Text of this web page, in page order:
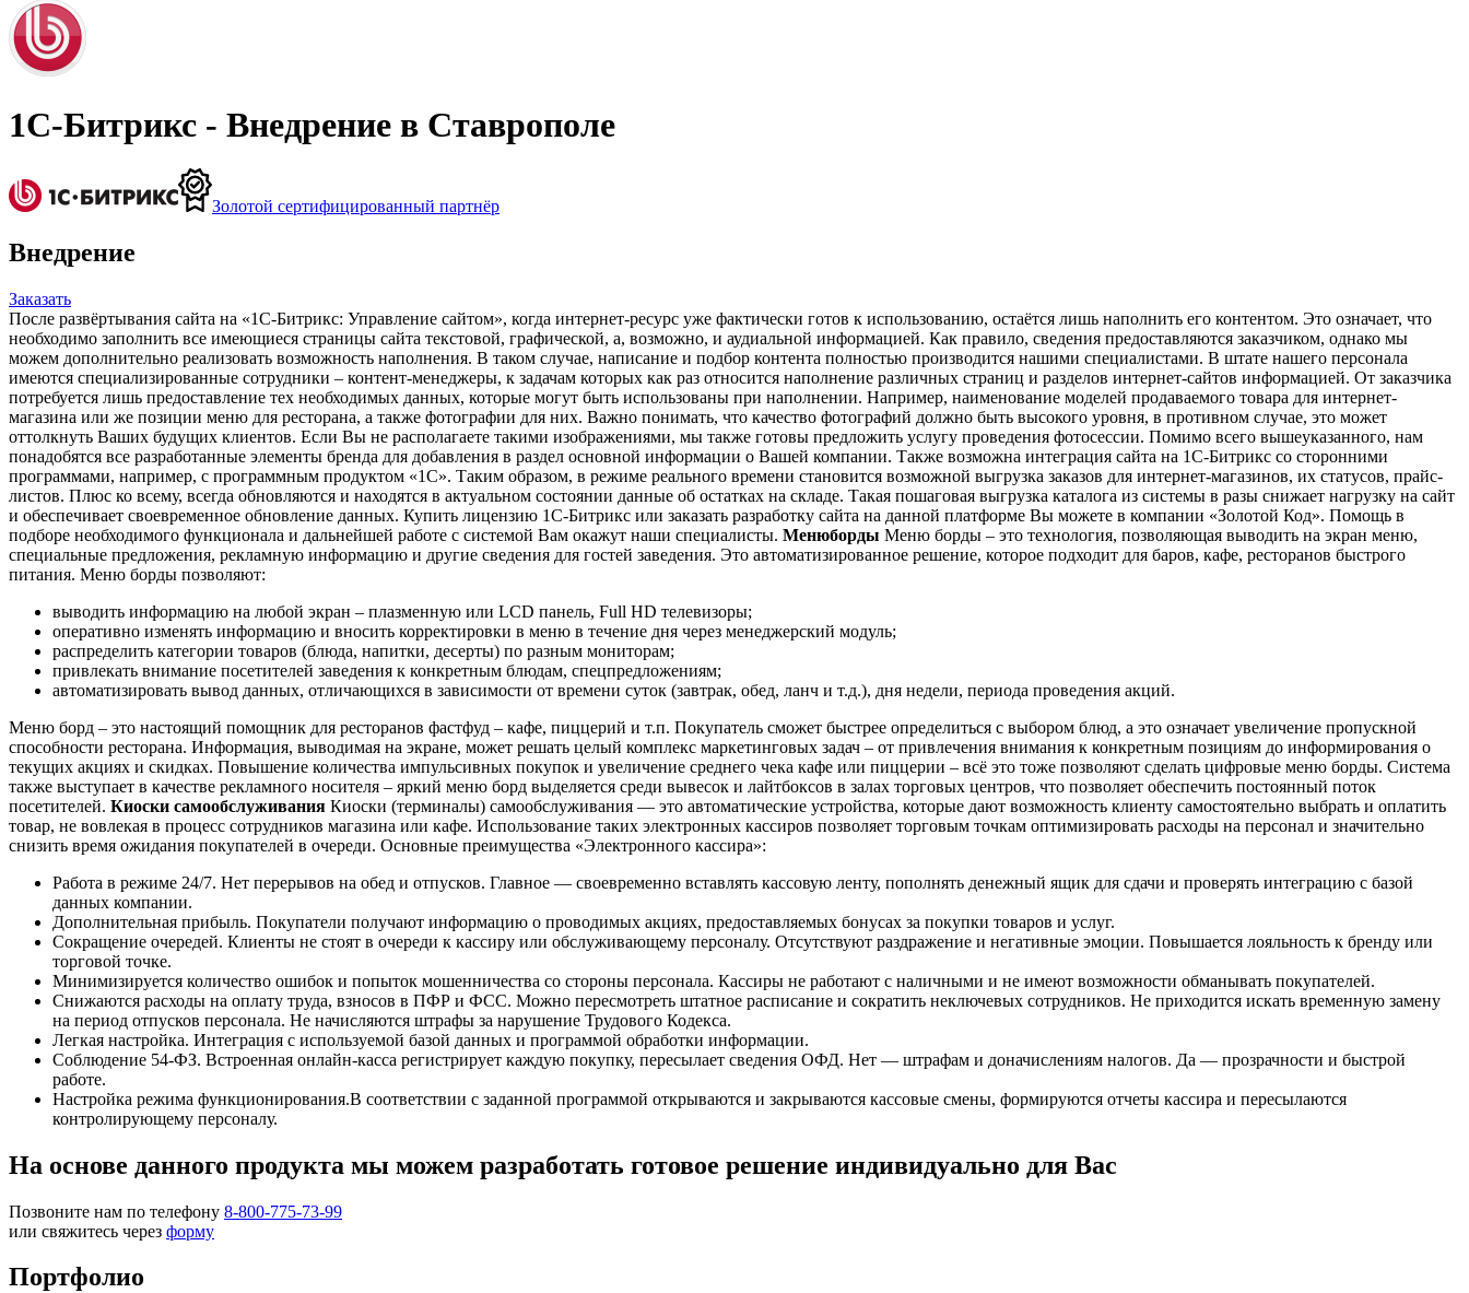
1С-Битрикс - Внедрение в Ставрополе
Золотой сертифицированный партнёр
Внедрение
Заказать
После развёртывания сайта на «1С-Битрикс: Управление сайтом», когда интернет-ресурс уже фактически готов к использованию, остаётся лишь наполнить его контентом. Это означает, что
необходимо заполнить все имеющиеся страницы сайта текстовой, графической, а, возможно, и аудиальной информацией. Как правило, сведения предоставляются заказчиком, однако мы
можем дополнительно реализовать возможность наполнения. В таком случае, написание и подбор контента полностью производится нашими специалистами. В штате нашего персонала
имеются специализированные сотрудники – контент-менеджеры, к задачам которых как раз относится наполнение различных страниц и разделов интернет-сайтов информацией. От заказчика
потребуется лишь предоставление тех необходимых данных, которые могут быть использованы при наполнении. Например, наименование моделей продаваемого товара для интернет-
магазина или же позиции меню для ресторана, а также фотографии для них. Важно понимать, что качество фотографий должно быть высокого уровня, в противном случае, это может
оттолкнуть Ваших будущих клиентов. Если Вы не располагаете такими изображениями, мы также готовы предложить услугу проведения фотосессии. Помимо всего вышеуказанного, нам
понадобятся все разработанные элементы бренда для добавления в раздел основной информации о Вашей компании. Также возможна интеграция сайта на 1С-Битрикс со сторонними
программами, например, с программным продуктом «1С». Таким образом, в режиме реального времени становится возможной выгрузка заказов для интернет-магазинов, их статусов, прайс-
листов. Плюс ко всему, всегда обновляются и находятся в актуальном состоянии данные об остатках на складе. Такая пошаговая выгрузка каталога из системы в разы снижает нагрузку на сайт
и обеспечивает своевременное обновление данных. Купить лицензию 1С-Битрикс или заказать разработку сайта на данной платформе Вы можете в компании «Золотой Код». Помощь в
подборе необходимого функционала и дальнейшей работе с системой Вам окажут наши специалисты. Менюборды Меню борды – это технология, позволяющая выводить на экран меню,
специальные предложения, рекламную информацию и другие сведения для гостей заведения. Это автоматизированное решение, которое подходит для баров, кафе, ресторанов быстрого
питания. Меню борды позволяют:
выводить информацию на любой экран – плазменную или LCD панель, Full HD телевизоры;
оперативно изменять информацию и вносить корректировки в меню в течение дня через менеджерский модуль;
распределить категории товаров (блюда, напитки, десерты) по разным мониторам;
привлекать внимание посетителей заведения к конкретным блюдам, спецпредложениям;
автоматизировать вывод данных, отличающихся в зависимости от времени суток (завтрак, обед, ланч и т.д.), дня недели, периода проведения акций.
Меню борд – это настоящий помощник для ресторанов фастфуд – кафе, пиццерий и т.п. Покупатель сможет быстрее определиться с выбором блюд, а это означает увеличение пропускной
способности ресторана. Информация, выводимая на экране, может решать целый комплекс маркетинговых задач – от привлечения внимания к конкретным позициям до информирования о
текущих акциях и скидках. Повышение количества импульсивных покупок и увеличение среднего чека кафе или пиццерии – всё это тоже позволяют сделать цифровые меню борды. Система
также выступает в качестве рекламного носителя – яркий меню борд выделяется среди вывесок и лайтбоксов в залах торговых центров, что позволяет обеспечить постоянный поток
посетителей. Киоски самообслуживания Киоски (терминалы) самообслуживания — это автоматические устройства, которые дают возможность клиенту самостоятельно выбрать и оплатить
товар, не вовлекая в процесс сотрудников магазина или кафе. Использование таких электронных кассиров позволяет торговым точкам оптимизировать расходы на персонал и значительно
снизить время ожидания покупателей в очереди. Основные преимущества «Электронного кассира»:
Работа в режиме 24/7. Нет перерывов на обед и отпусков. Главное — своевременно вставлять кассовую ленту, пополнять денежный ящик для сдачи и проверять интеграцию с базой
данных компании.
Дополнительная прибыль. Покупатели получают информацию о проводимых акциях, предоставляемых бонусах за покупки товаров и услуг.
Сокращение очередей. Клиенты не стоят в очереди к кассиру или обслуживающему персоналу. Отсутствуют раздражение и негативные эмоции. Повышается лояльность к бренду или
торговой точке.
Минимизируется количество ошибок и попыток мошенничества со стороны персонала. Кассиры не работают с наличными и не имеют возможности обманывать покупателей.
Снижаются расходы на оплату труда, взносов в ПФР и ФСС. Можно пересмотреть штатное расписание и сократить неключевых сотрудников. Не приходится искать временную замену
на период отпусков персонала. Не начисляются штрафы за нарушение Трудового Кодекса.
Легкая настройка. Интеграция с используемой базой данных и программой обработки информации.
Соблюдение 54-ФЗ. Встроенная онлайн-касса регистрирует каждую покупку, пересылает сведения ОФД. Нет — штрафам и доначислениям налогов. Да — прозрачности и быстрой
работе.
Настройка режима функционирования.В соответствии с заданной программой открываются и закрываются кассовые смены, формируются отчеты кассира и пересылаются
контролирующему персоналу.
На основе данного продукта мы можем разработать готовое решение индивидуально для Вас
Позвоните нам по телефону 8-800-775-73-99
или свяжитесь через форму
Портфолио